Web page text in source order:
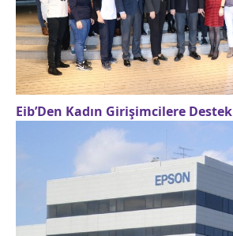
Eib’Den Kadın Girişimcilere Destek